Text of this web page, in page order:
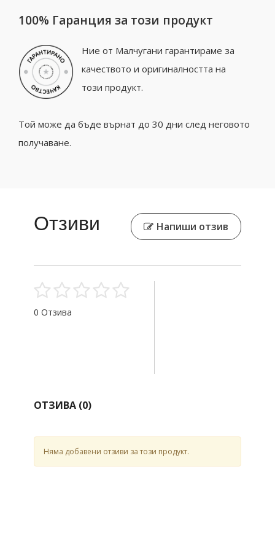
100% Гаранция за този продукт
Ние от Малчугани гарантираме за
качеството и оригиналността на
този продукт.
Той може да бъде върнат до 30 дни след неговото
получаване.
Отзиви Напиши отзив
0 Отзива
ОТЗИВА (0)
Няма добавени отзиви за този продукт.